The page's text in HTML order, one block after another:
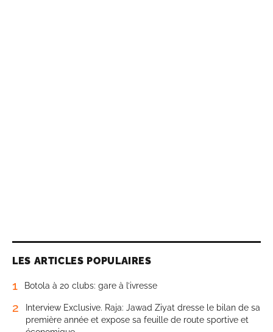
LES ARTICLES POPULAIRES
1 Botola à 20 clubs: gare à l’ivresse
2
Interview Exclusive. Raja: Jawad Ziyat dresse le bilan de sa
première année et expose sa feuille de route sportive et